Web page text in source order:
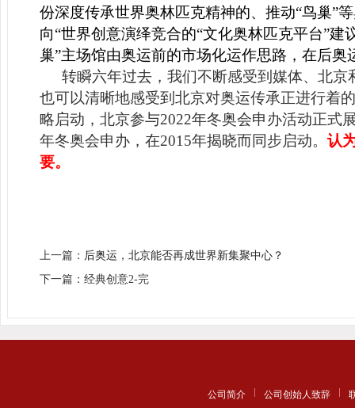
份深度传承世界奥林匹克精神的、推动“鸟巢”
向“世界创意演绎竞合的“文化奥林匹克平台”
巢”主场馆由奥运前的市场化运作思路，在后
转瞬六年过去，我们不断感受到媒体、北
也可以清晰地感受到北京对奥运传承正进行着
略启动，北京参与2022年冬奥会申办活动正式
年冬奥会申办，在2015年揭晓而同步启动。 认
要。
上一篇： 后奥运，北京能否再成世界新集聚中心？
下一篇：经典创意2-完
公司简介 公司创始人致辞